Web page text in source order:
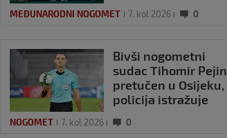
MEĐUNARODNI NOGOMET 7. kol 2026 0
Bivši nogometni
sudac Tihomir Pejin
pretučen u Osijeku,
policija istražuje
NOGOMET 7. kol 2026 0